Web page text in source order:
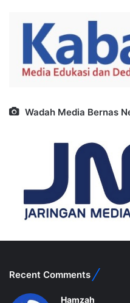
Wadah Media Bernas
Recent Comments
Hamzah